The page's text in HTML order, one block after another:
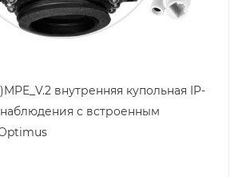
внутренняя купольная IP-
с встроенным